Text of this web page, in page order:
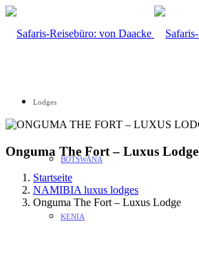
Lodges
BOTSWANA
KENIA
Onguma The Fort – Luxus Lodge
Startseite
NAMIBIA luxus lodges
Onguma The Fort – Luxus Lodge